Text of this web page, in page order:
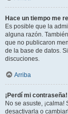
Hace un tiempo me
Es posible que la
alguna razón.
que no publicaron
de la base de datos.
discuciones.
Arriba
¡Perdí mi contraseña!
No se asuste,
desactivarla o